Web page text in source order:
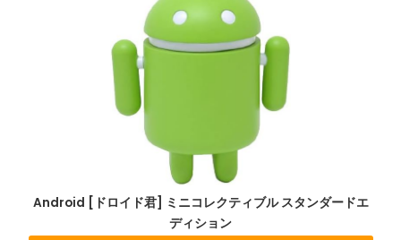
Android [ドロイド君] ミニコレクティブル スタンダードエ
ディション